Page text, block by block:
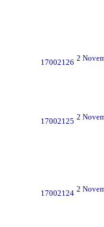
17002126 2
17002125 2
17002124 2